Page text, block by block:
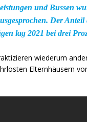
und Bussen
Der Anteil
lag 2021 bei drei
wiederum
Elternhäusern